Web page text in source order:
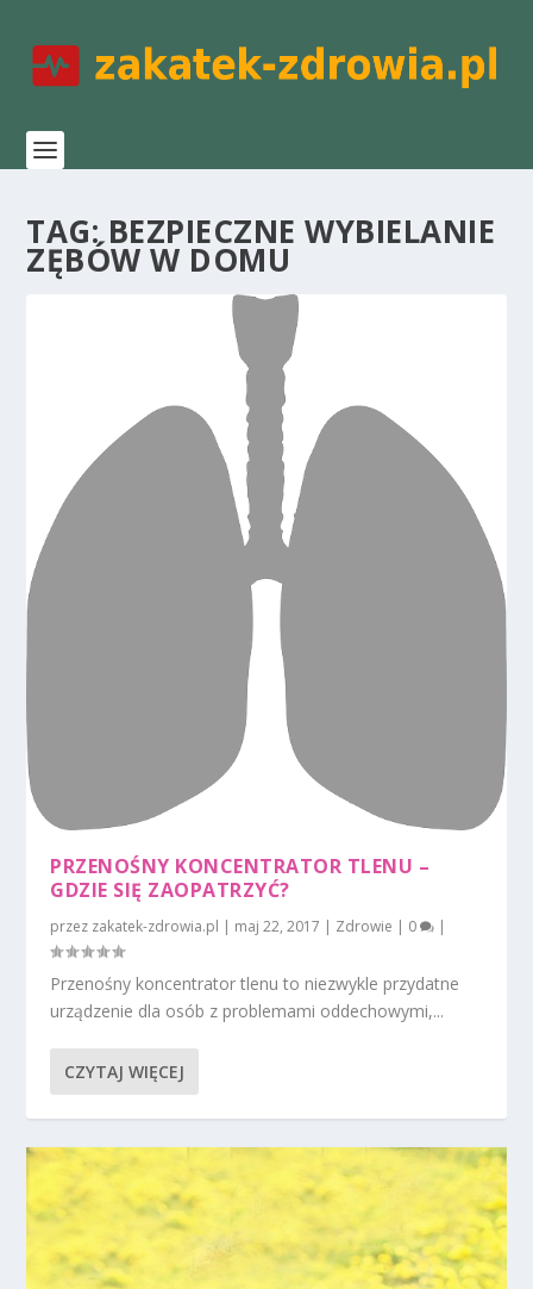
TAG:BEZPIECZNE WYBIELANIE
ZĘBÓW W DOMU
PRZENOŚNY KONCENTRATOR TLENU –
GDZIE SIĘ ZAOPATRZYĆ?
przez zakatek-zdrowia.pl | maj 22, 2017 | Zdrowie | 0 |
Przenośny koncentrator tlenu to niezwykle przydatne
urządzenie dla osób z problemami oddechowymi,...
CZYTAJ WIĘCEJ